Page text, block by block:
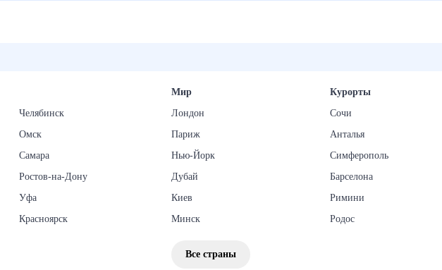
Челябинск
Омск
Самара
Ростов-на-Дону
Уфа
Красноярск
Мир
Лондон
Париж
Нью-Йорк
Дубай
Киев
Минск
Курорты
Сочи
Анталья
Симферополь
Барселона
Римини
Родос
Все страны